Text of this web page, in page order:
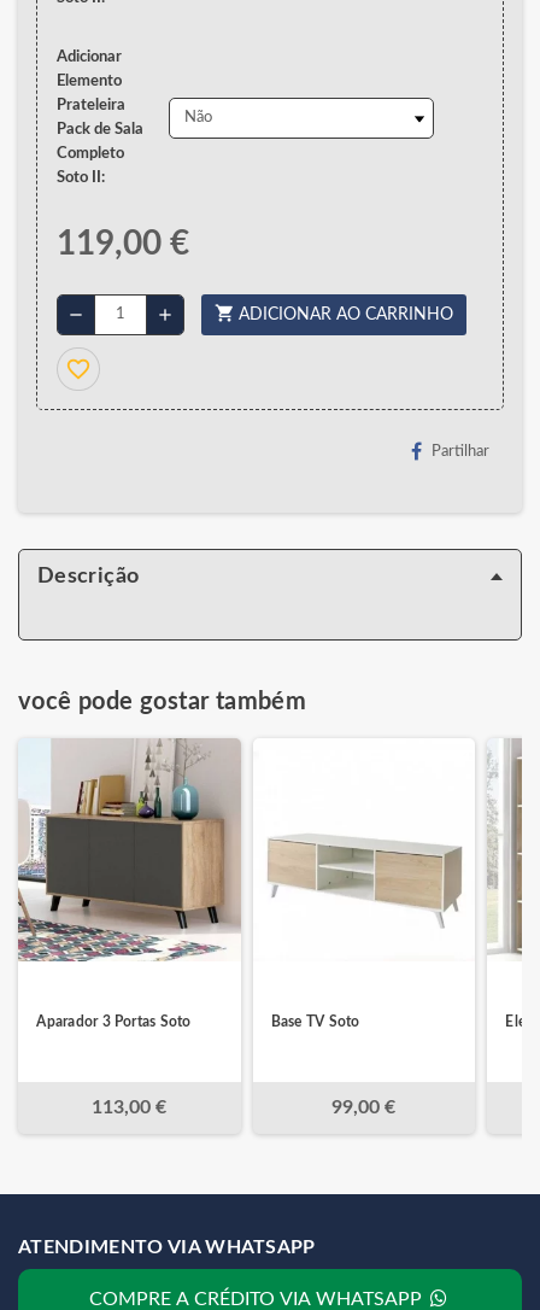
Adicionar
Elemento
Prateleira
Pack de Sala
Completo
Soto II:
119,00 €
remove add shopping_cart ADICIONAR AO CARRINHO
favorite_border
Partilhar
Descrição
você pode gostar também
Aparador 3 Portas Soto
113,00 €
Base TV Soto
99,00 €
ATENDIMENTO VIA WHATSAPP
COMPRE A CRÉDITO VIA WHATSAPP